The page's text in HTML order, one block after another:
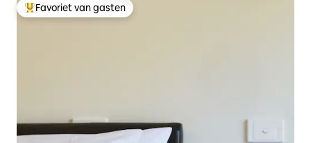
Topfavoriet van gasten
Favoriet van gasten